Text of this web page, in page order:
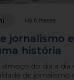
Há 6 meses
jornalismo
história
do dia a dia
de jornalismo